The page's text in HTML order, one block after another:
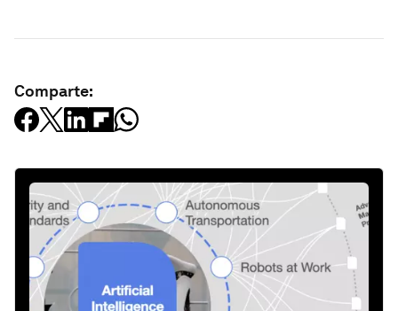
Comparte: